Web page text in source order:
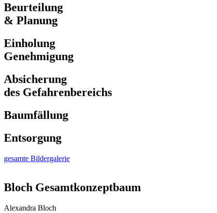
Beurteilung
& Planung
Einholung
Genehmigung
Absicherung
des Gefahrenbereichs
Baumfällung
Entsorgung
gesamte Bildergalerie
Bloch Gesamtkonzeptbaum
Alexandra Bloch